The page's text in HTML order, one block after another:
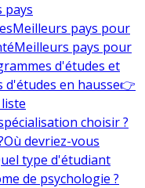
pays
Meilleurs pays pour
Meilleurs pays pour
d'études et
d'études en hausse👉
choisir ?
Où devriez-vous
type d'étudiant
de psychologie ?